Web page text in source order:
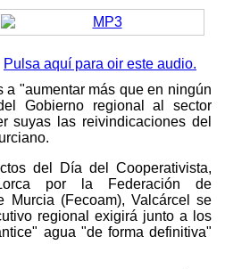
Pulsa aquí para oir este audio.
a "aumentar más que en ningún
Gobierno regional al sector
suyas las reivindicaciones del
del Día del Cooperativista,
por la Federación de
Murcia (Fecoam), Valcárcel se
regional exigirá junto a los
agua "de forma definitiva"